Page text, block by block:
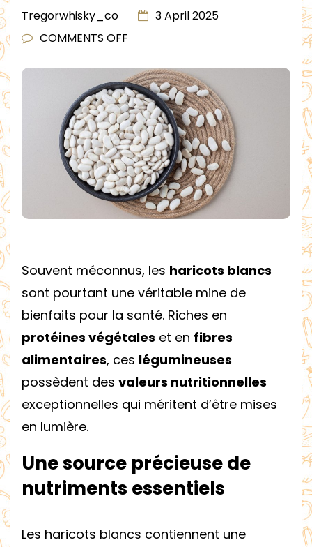
Tregorwhisky_co
3 April 2025
COMMENTS OFF
HARICOTS
BLANCS
:
UN
TRÉSOR
NUTRITIONNEL
À
INTÉGRER
ALIMENTATION
Souvent méconnus, les haricots blancs
sont pourtant une véritable mine de
bienfaits pour la santé. Riches en
protéines végétales et en fibres
alimentaires, ces légumineuses
possèdent des valeurs nutritionnelles
exceptionnelles qui méritent d’être mises
en lumière.
Une source précieuse de
nutriments essentiels
Les haricots blancs contiennent une